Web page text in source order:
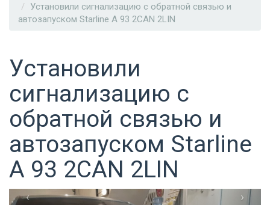
Установили сигнализацию с обратной связью и
автозапуском Starline A 93 2CAN 2LIN
Установили
сигнализацию с
обратной связью и
автозапуском Starline
A 93 2CAN 2LIN
‹ ›